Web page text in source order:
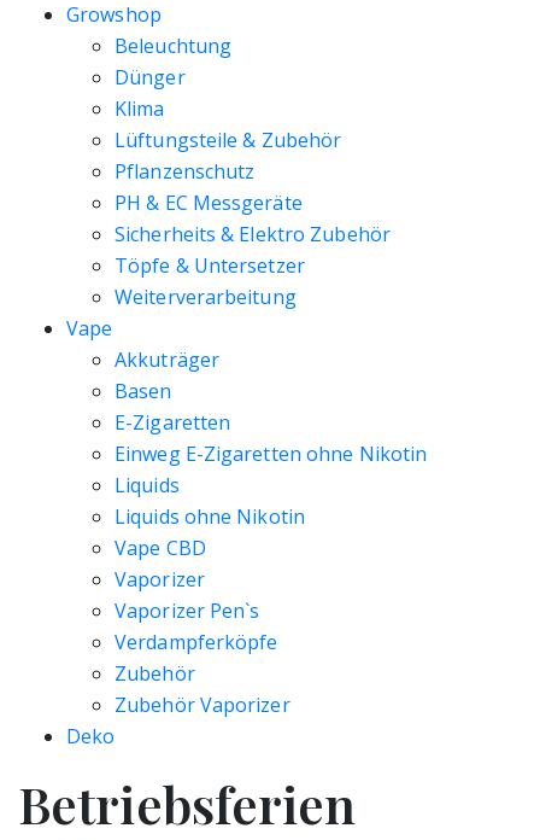
Growshop
Beleuchtung
Dünger
Klima
Lüftungsteile & Zubehör
Pflanzenschutz
PH & EC Messgeräte
Sicherheits & Elektro Zubehör
Töpfe & Untersetzer
Weiterverarbeitung
Vape
Akkuträger
Basen
E-Zigaretten
Einweg E-Zigaretten ohne Nikotin
Liquids
Liquids ohne Nikotin
Vape CBD
Vaporizer
Vaporizer Pen`s
Verdampferköpfe
Zubehör
Zubehör Vaporizer
Deko
Betriebsferien